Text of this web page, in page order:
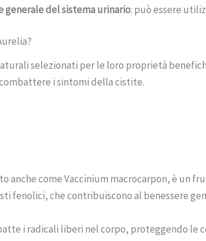
generale del sistema urinario: può essere
selezionati per le loro proprietà
i sintomi della cistite.
anche come Vaccinium macrocarpon, è un
fenolici, che contribuiscono al benessere
i radicali liberi nel corpo, proteggendo le